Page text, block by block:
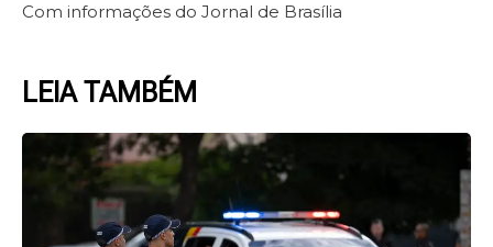
Com informações do Jornal de Brasília
LEIA TAMBÉM
PagePagePagePage